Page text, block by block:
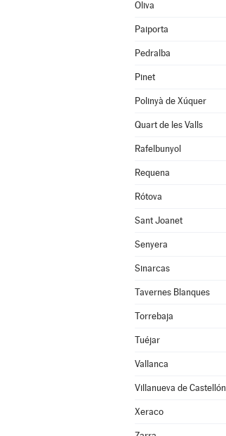
Oliva
Paiporta
Pedralba
Pinet
Polinyà de Xúquer
Quart de les Valls
Rafelbunyol
Requena
Rótova
Sant Joanet
Senyera
Sinarcas
Tavernes Blanques
Torrebaja
Tuéjar
Vallanca
Villanueva de Castellón
Xeraco